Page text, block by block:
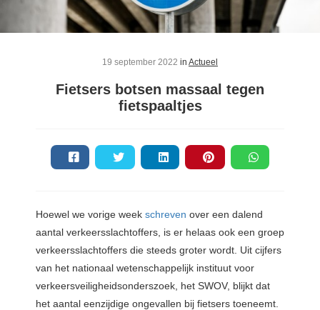
19 september 2022 in Actueel
Fietsers botsen massaal tegen
fietspaaltjes
Hoewel we vorige week schreven over een dalend
aantal verkeersslachtoffers, is er helaas ook een groep
verkeersslachtoffers die steeds groter wordt. Uit cijfers
van het nationaal wetenschappelijk instituut voor
verkeersveiligheidsonderszoek, het SWOV, blijkt dat
het aantal eenzijdige ongevallen bij fietsers toeneemt.